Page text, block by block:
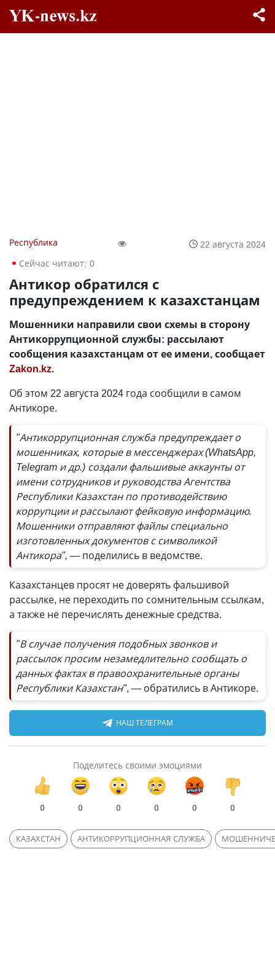
Республика
22 августа 2024
Сейчас читают: 0
Антикор обратился с
предупреждением к казахстанцам
Мошенники направили свои схемы в сторону
Антикоррупционной службы: рассылают
сообщения казахстанцам от ее имени, сообщает
Zakon.kz.
Об этом 22 августа 2024 года сообщили в самом
Антикоре.
"Антикоррупционная служба предупреждает о
мошенниках, которые в мессенджерах (WhatsApp,
Telegram и др.) создали фальшивые аккаунты от
имени сотрудников и руководства Агентства
Республики Казахстан по противодействию
коррупции и рассылают фейковую информацию.
Мошенники отправляют файлы специально
изготовленных документов с символикой
Антикора", — поделились в ведомстве.
Казахстанцев просят не доверять фальшивой
рассылке, не переходить по сомнительным ссылкам,
а также не перечислять денежные средства.
"В случае получения подобных звонков и
рассылок просим незамедлительно сообщать о
данных фактах в правоохранительные органы
Республики Казахстан", — обратились в Антикоре.
НАШ ТЕЛЕГРАМ
Поделитесь своими эмоциями
0 0 0 0 0 0
КАЗАХСТАН АНТИКОРРУПЦИОННАЯ СЛУЖБА